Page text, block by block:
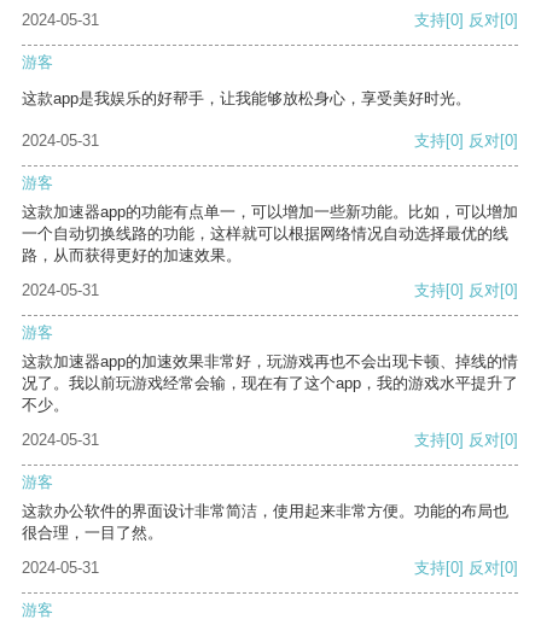
2024-05-31
支持[0] 反对[0]
游客
这款app是我娱乐的好帮手，让我能够放松身心，享受美好时光。
2024-05-31 支持[0] 反对[0]
游客
这款加速器app的功能有点单一，可以增加一些新功能。比如，可以增加
一个自动切换线路的功能，这样就可以根据网络情况自动选择最优的线
路，从而获得更好的加速效果。
2024-05-31
支持[0] 反对[0]
游客
这款加速器app的加速效果非常好，玩游戏再也不会出现卡顿、掉线的情
况了。我以前玩游戏经常会输，现在有了这个app，我的游戏水平提升了
不少。
2024-05-31
支持[0] 反对[0]
游客
这款办公软件的界面设计非常简洁，使用起来非常方便。功能的布局也
很合理，一目了然。
2024-05-31
支持[0] 反对[0]
游客